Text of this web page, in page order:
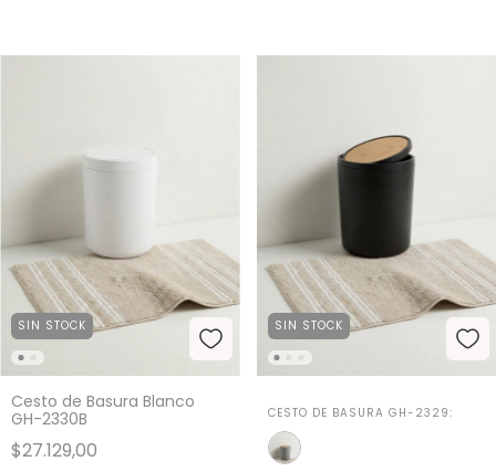
SIN STOCK
Cesto de Basura Blanco
GH-2330B
$27.129,00
SIN STOCK
CESTO DE BASURA GH-2329: